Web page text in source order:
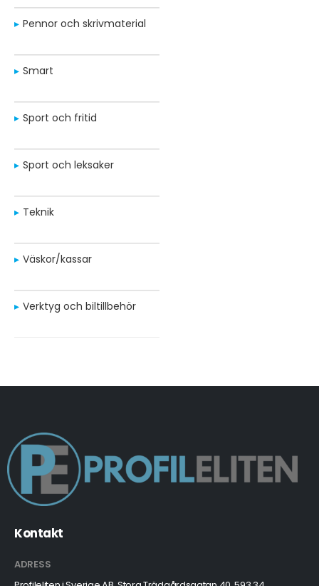
Pennor och skrivmaterial
Smart
Sport och fritid
Sport och leksaker
Teknik
Väskor/kassar
Verktyg och biltillbehör
Kontakt
ADRESS